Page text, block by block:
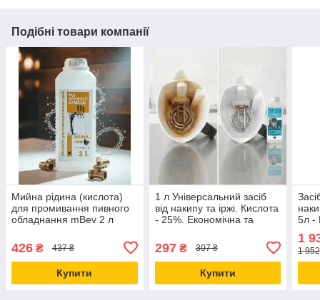
Подібні товари компанії
Мийна рідина (кислота)
для промивання пивного
обладнання mBev 2 л
КАМНЮ
426 ₴ 437 ₴
Купити
1 л Універсальний засіб
від накипу та іржі. Кислота
- 25%. Економічна та
297₴ 307 ₴
Купити
5л -
1
1